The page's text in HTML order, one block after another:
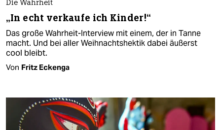
Die Wahrheit
„In echt verkaufe ich Kinder!“
Das große Wahrheit-Interview mit einem, der in Tanne
macht. Und bei aller Weihnachtshektik dabei äußerst
cool bleibt.
Von Fritz Eckenga